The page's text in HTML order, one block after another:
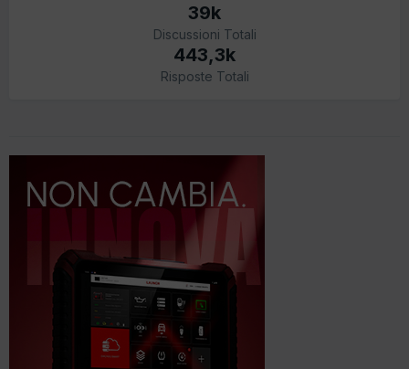
39k
Discussioni Totali
443,3k
Risposte Totali